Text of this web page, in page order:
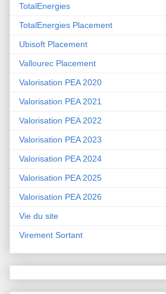
TotalEnergies
TotalEnergies Placement
Ubisoft Placement
Vallourec Placement
Valorisation PEA 2020
Valorisation PEA 2021
Valorisation PEA 2022
Valorisation PEA 2023
Valorisation PEA 2024
Valorisation PEA 2025
Valorisation PEA 2026
Vie du site
Virement Sortant